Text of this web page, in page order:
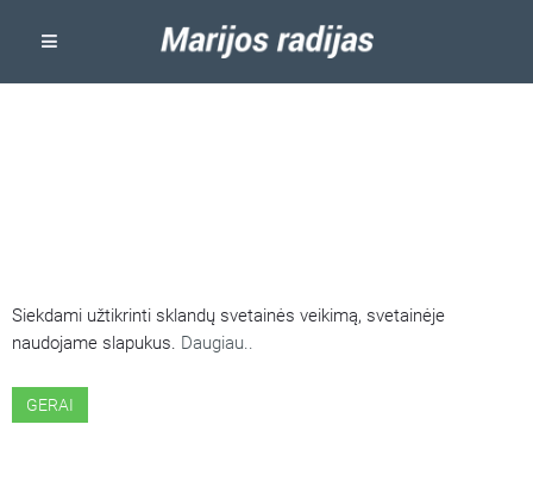
Siekdami užtikrinti sklandų svetainės veikimą, svetainėje
naudojame slapukus. Daugiau..
GERAI